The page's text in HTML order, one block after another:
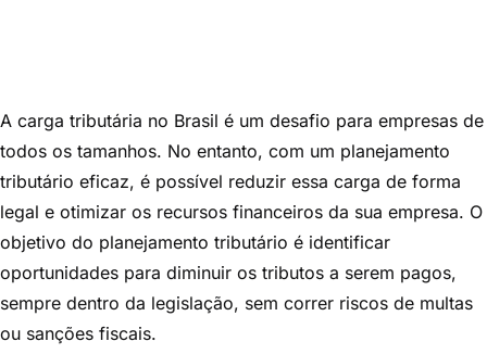
A carga tributária no Brasil é um desafio para empresas de
todos os tamanhos. No entanto, com um planejamento
tributário eficaz, é possível reduzir essa carga de forma
legal e otimizar os recursos financeiros da sua empresa. O
objetivo do planejamento tributário é identificar
oportunidades para diminuir os tributos a serem pagos,
sempre dentro da legislação, sem correr riscos de multas
ou sanções fiscais.